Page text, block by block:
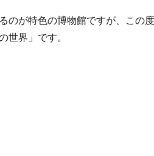
のが特色の博物館ですが、この
世界」です。